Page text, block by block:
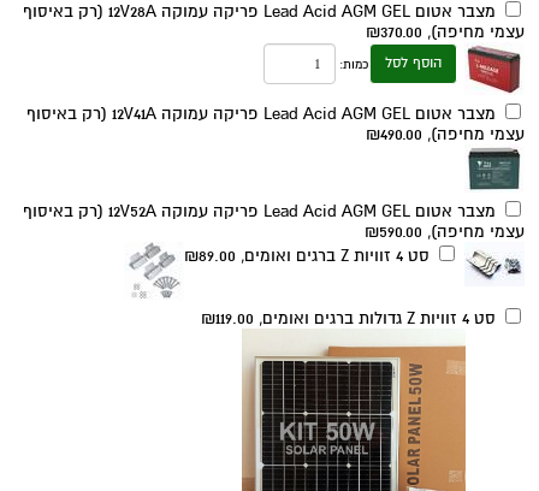
מצבר אטום Lead Acid AGM GEL פריקה עמוקה 12V28A (רק באיסוף
עצמי מחיפה), ₪370.00
מצבר אטום Lead Acid AGM GEL פריקה עמוקה 12V41A (רק באיסוף
עצמי מחיפה), ₪490.00
מצבר אטום Lead Acid AGM GEL פריקה עמוקה 12V52A (רק באיסוף
עצמי מחיפה), ₪590.00
סט 4 זוויות Z ברגים ואומים,
₪89.00
סט 4 זוויות Z גדולות ברגים ואומים, ₪119.00
הוסף לסל כמות: